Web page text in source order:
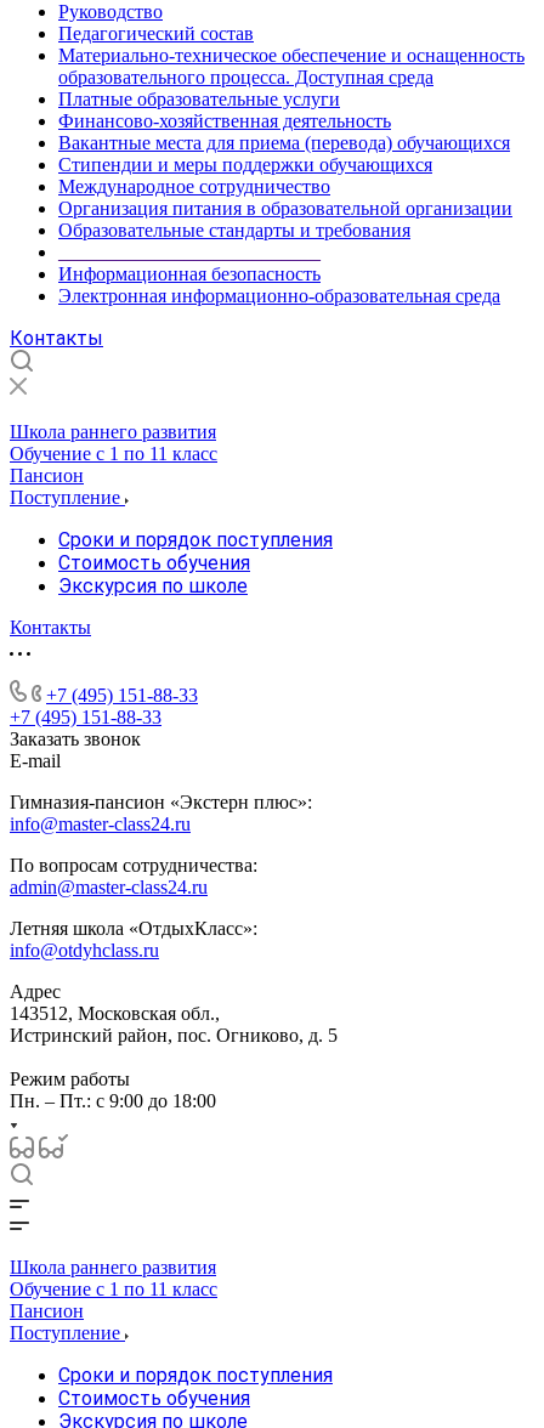
Руководство
Педагогический состав
Материально-техническое обеспечение и оснащенность
образовательного процесса. Доступная среда
Платные образовательные услуги
Финансово-хозяйственная деятельность
Вакантные места для приема (перевода) обучающихся
Стипендии и меры поддержки обучающихся
Международное сотрудничество
Организация питания в образовательной организации
Образовательные стандарты и требования
Информационная безопасность
Электронная информационно-образовательная среда
Контакты
Школа раннего развития
Обучение с 1 по 11 класс
Пансион
Поступление
Сроки и порядок поступления
Стоимость обучения
Экскурсия по школе
Контакты
+7 (495) 151-88-33
+7 (495) 151-88-33
Заказать звонок
E-mail
Гимназия-пансион «Экстерн плюс»:
info@master-class24.ru
По вопросам сотрудничества:
admin@master-class24.ru
Летняя школа «ОтдыхКласс»:
info@otdyhclass.ru
Адрес
143512, Московская обл.,
Истринский район, пос. Огниково, д. 5
Режим работы
Пн. – Пт.: с 9:00 до 18:00
Школа раннего развития
Обучение с 1 по 11 класс
Пансион
Поступление
Сроки и порядок поступления
Стоимость обучения
Экскурсия по школе